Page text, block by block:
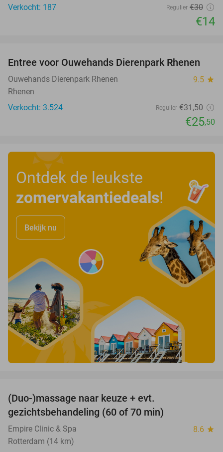
Verkocht: 187
Regulier €30
€14
19%
Entree voor Ouwehands Dierenpark Rhenen
Ouwehands Dierenpark Rhenen 9.5 star
Rhenen
Verkocht: 3.524
Regulier €31,50
€25,50
Ontdek de leukste
zomervakantiedeals!
Bekijk nu
(Duo-)massage naar keuze + evt.
gezichtsbehandeling (60 of 70 min)
Empire Clinic & Spa 8.6 star
Rotterdam (14 km)